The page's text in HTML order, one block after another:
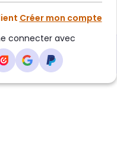
Créer mon compte
connecter avec